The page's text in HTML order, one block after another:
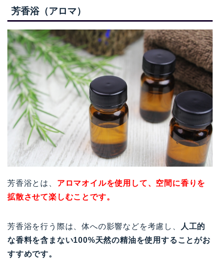
芳香浴（アロマ）
芳香浴とは、 アロマオイルを使用して、空間に香りを
拡散させて楽しむことです。
芳香浴を行う際は、体への影響などを考慮し、
人工的
な香料を含まない100%天然の精油を使用することがお
すすめです。